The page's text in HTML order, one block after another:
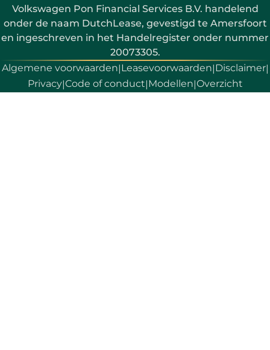
Volkswagen Pon Financial Services B.V. handelend
onder de naam DutchLease, gevestigd te Amersfoort
en ingeschreven in het Handelregister onder nummer
20073305.
Algemene voorwaarden|Leasevoorwaarden|Disclaimer|
Privacy|Code of conduct|Modellen|Overzicht